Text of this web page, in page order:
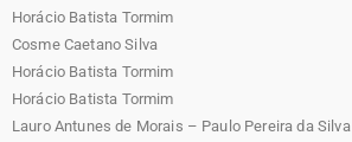
Horácio Batista Tormim
Cosme Caetano Silva
Horácio Batista Tormim
Horácio Batista Tormim
Lauro Antunes de Morais – Paulo Pereira da Silva